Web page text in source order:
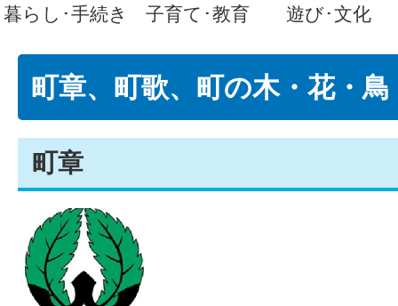
暮らし･手続き 子育て･教育 遊び･文化
町章、町歌、町の木・花・鳥
町章